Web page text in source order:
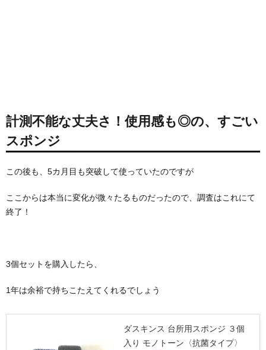
計測不能な丈夫さ！使用感も◎の、すごい
スポンジ
この後も、5カ月目も突破して使っていたのですが
ここからは本当に変化が微々たるものだったので、調査はこれにて
終了！
3個セットを購入したら、
1年は余裕で持ちこたえてくれるでしょう
ダスキンス 台所用スポンジ ３個
入り モノトーン〈抗菌タイプ〉